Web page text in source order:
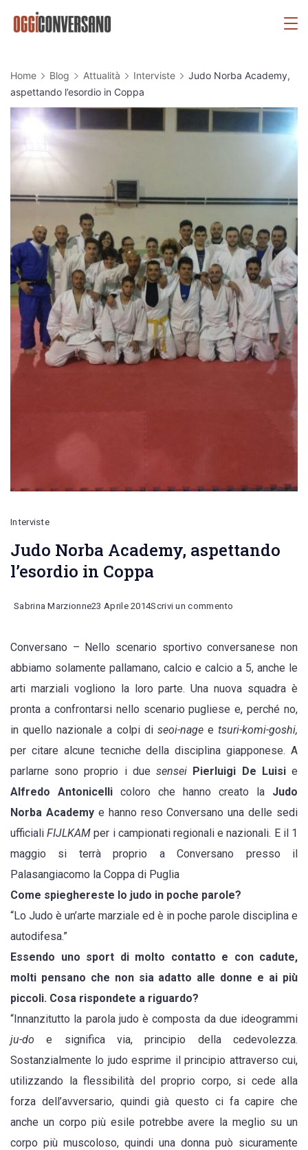
Home Blog Attualità Interviste
Judo Norba Academy,
aspettando l’esordio in Coppa
Interviste
Judo Norba Academy, aspettando
l’esordio in Coppa
Sabrina Marzionne23 Aprile 2014Scrivi un commento
Norba
Academy,
aspettando
l’esordio
in
Coppa
Conversano – Nello scenario sportivo conversanese non
abbiamo solamente pallamano, calcio e calcio a 5, anche le
arti marziali vogliono la loro parte. Una nuova squadra è
pronta a confrontarsi nello scenario pugliese e, perché no,
in quello nazionale a colpi di seoi-nagee tsuri-komi-goshi,
per citare alcune tecniche della disciplina giapponese. A
parlarne sono proprio i duesensei Pierluigi De Luisie
Alfredo Antonicelli coloro che hanno creato la Judo
Norba Academye hanno reso Conversano una delle sedi
ufficialiFIJLKAM per i campionati regionali e nazionali. E il 1
maggio si terrà proprio a Conversano presso il
Palasangiacomo la Coppa di Puglia
Come spieghereste lo judo in poche parole?
“Lo Judo è un’arte marziale ed è in poche parole disciplina e
autodifesa.”
Essendo uno sport di molto contatto e con cadute,
molti pensano che non sia adatto alle donne e ai più
piccoli. Cosa rispondete a riguardo?
“Innanzitutto la parola judo è composta da due ideogrammi
ju-do e significa via, principio della cedevolezza.
Sostanzialmente lo judo esprime il principio attraverso cui,
utilizzando la flessibilità del proprio corpo, si cede alla
forza dell’avversario, quindi già questo ci fa capire che
anche un corpo più esile potrebbe avere la meglio su un
corpo più muscoloso, quindi una donna può sicuramente